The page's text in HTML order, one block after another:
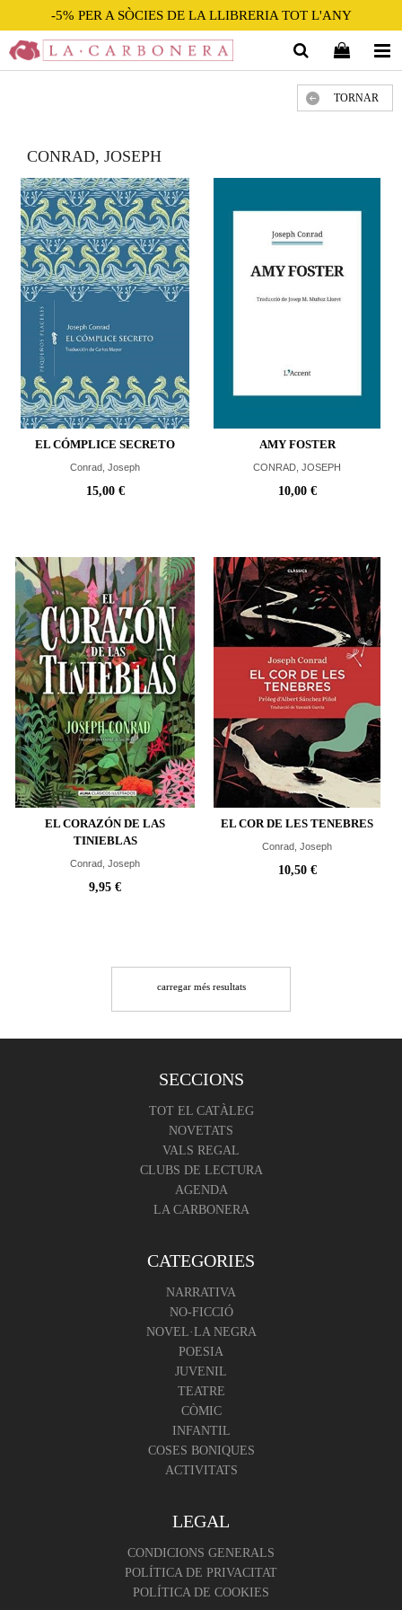
-5% PER A SÒCIES DE LA LLIBRERIA TOT L'ANY
TORNAR
CONRAD, JOSEPH
EL CÓMPLICE SECRETO
Conrad, Joseph
15,00 €
AMY FOSTER
CONRAD, JOSEPH
10,00 €
EL CORAZÓN DE LAS
TINIEBLAS
Conrad, Joseph
9,95 €
EL COR DE LES TENEBRES
Conrad, Joseph
10,50 €
carregar més resultats
SECCIONS
TOT EL CATÀLEG
NOVETATS
VALS REGAL
CLUBS DE LECTURA
AGENDA
LA CARBONERA
CATEGORIES
NARRATIVA
NO-FICCIÓ
NOVEL·LA NEGRA
POESIA
JUVENIL
TEATRE
CÒMIC
INFANTIL
COSES BONIQUES
ACTIVITATS
LEGAL
CONDICIONS GENERALS
POLÍTICA DE PRIVACITAT
POLÍTICA DE COOKIES